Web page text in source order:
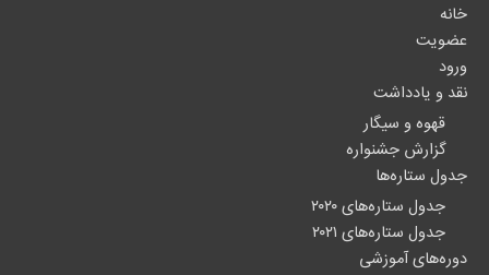
خانه
عضویت
ورود
نقد و یادداشت
قهوه و سیگار
گزارش جشنواره
جدول ستاره‌ها
جدول ستاره‌های ۲۰۲۰
جدول ستاره‌های ۲۰۲۱
دوره‌های آموزشی